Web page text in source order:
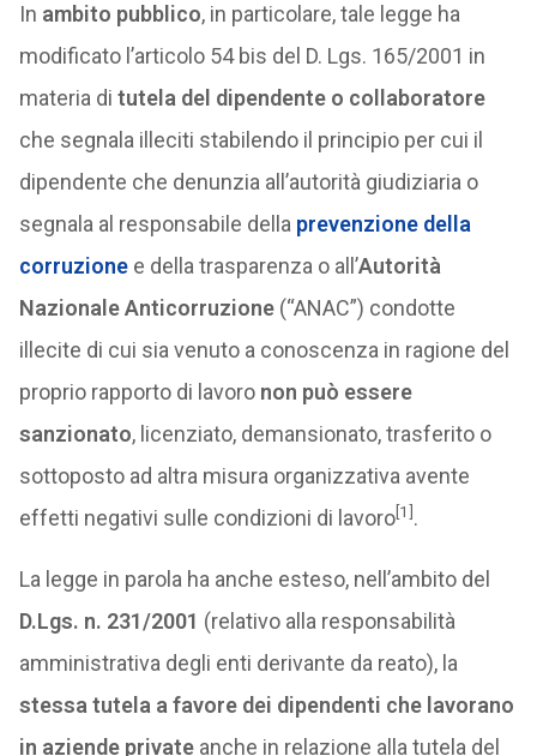
In ambito pubblico, in particolare, tale legge ha
modificato l’articolo 54 bis del D. Lgs. 165/2001 in
materia di tutela del dipendente o collaboratore
che segnala illeciti stabilendo il principio per cui il
dipendente che denunzia all’autorità giudiziaria o
segnala al responsabile della prevenzione della
corruzionee della trasparenza o all’Autorità
Nazionale Anticorruzione(“ANAC”) condotte
illecite di cui sia venuto a conoscenza in ragione del
proprio rapporto di lavoro non può essere
sanzionato, licenziato, demansionato, trasferito o
sottoposto ad altra misura organizzativa avente
effetti negativi sulle condizioni di lavoro[1].
La legge in parola ha anche esteso, nell’ambito del
D.Lgs. n. 231/2001 (relativo alla responsabilità
amministrativa degli enti derivante da reato), la
stessa tutela a favore dei dipendenti che lavorano
in aziende privateanche in relazione alla tutela del